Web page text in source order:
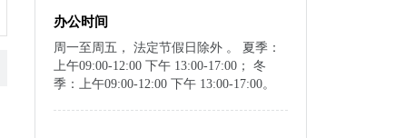
办公时间
周一至周五， 法定节假日除外 。 夏季：
上午09:00-12:00 下午 13:00-17:00； 冬
季：上午09:00-12:00 下午 13:00-17:00。